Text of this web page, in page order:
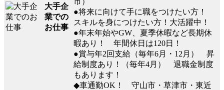
大手企
業での
お仕事
●将来に向けて手に職をつけたい方！
スキルを身につけたい方！大活躍中！
●年末年始やGW、夏季休暇など長期休
暇あり！ 年間休日は120日！
●賞与年2回支給（毎年6月・12月） 昇
給制度あり！（毎年4月） 退職金制度
もあります！
◆車通勤OK！ 守山市・草津市・東近